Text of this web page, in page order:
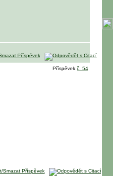
Příspěvek č. 54